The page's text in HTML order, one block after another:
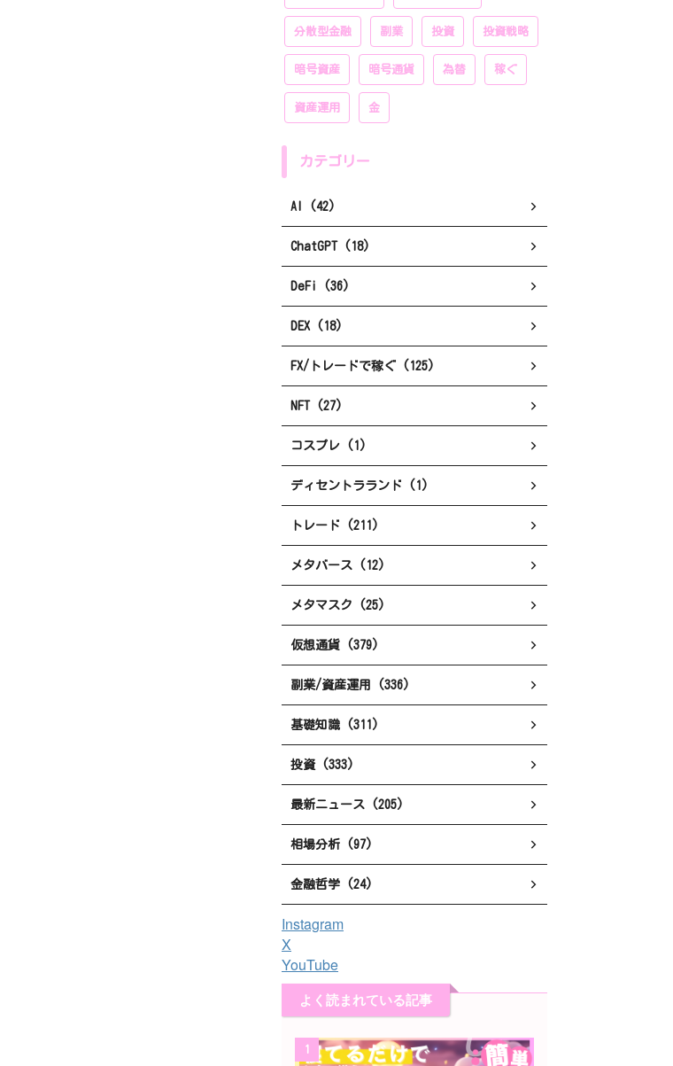
分散型金融 副業 投資 投資戦略
暗号資産 暗号通貨 為替 稼ぐ
資産運用 金
カテゴリー
AI (42)
ChatGPT (18)
DeFi (36)
DEX (18)
FX/トレードで稼ぐ (125)
NFT (27)
コスプレ (1)
ディセントラランド (1)
トレード (211)
メタバース (12)
メタマスク (25)
仮想通貨 (379)
副業/資産運用 (336)
基礎知識 (311)
投資 (333)
最新ニュース (205)
相場分析 (97)
金融哲学 (24)
Instagram
X
YouTube
よく読まれている記事
1